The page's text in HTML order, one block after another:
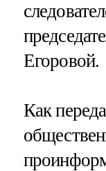
Егоровой.
Как